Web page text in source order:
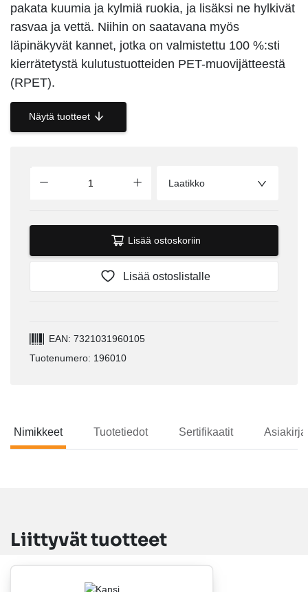
pakata kuumia ja kylmiä ruokia, ja lisäksi ne hylkivät
rasvaa ja vettä. Niihin on saatavana myös
läpinäkyvät kannet, jotka on valmistettu 100 %:sti
kierrätetystä kulutustuotteiden PET-muovijätteestä
(RPET).
Näytä tuotteet
Laatikko
Lisää ostoskoriin
Lisää ostoslistalle
EAN: 7321031960105
Tuotenumero: 196010
Nimikkeet Tuotetiedot Sertifikaatit
Liittyvät tuotteet